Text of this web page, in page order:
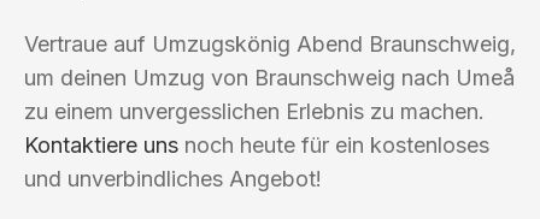
Vertraue auf Umzugskönig Abend Braunschweig,
um deinen Umzug von Braunschweig nach Umeå
zu einem unvergesslichen Erlebnis zu machen.
Kontaktiere uns noch heute für ein kostenloses
und unverbindliches Angebot!